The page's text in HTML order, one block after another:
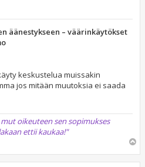
äänestykseen – väärinkäytökset
keskustelua muissakin
jos mitään muutoksia ei saada
oikeuteen sen sopimukses
ettii kaukaa!"
ö